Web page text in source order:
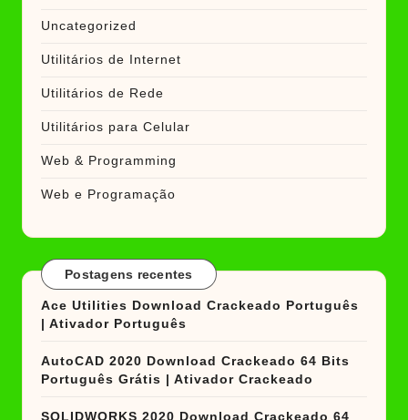
Uncategorized
Utilitários de Internet
Utilitários de Rede
Utilitários para Celular
Web & Programming
Web e Programação
Postagens recentes
Ace Utilities Download Crackeado Português
| Ativador Português
AutoCAD 2020 Download Crackeado 64 Bits
Português Grátis | Ativador Crackeado
SOLIDWORKS 2020 Download Crackeado 64